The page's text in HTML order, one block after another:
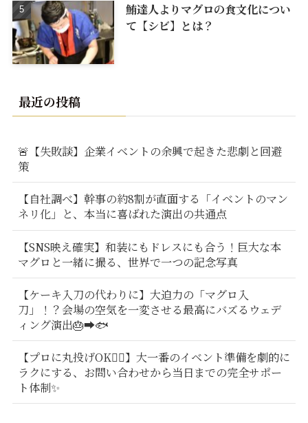
鮪達人よりマグロの食文化につい
て【シビ】とは？
最近の投稿
🚨【失敗談】企業イベントの余興で起きた悲劇と回避
策
【自社調べ】幹事の約8割が直面する「イベントのマン
ネリ化」と、本当に喜ばれた演出の共通点
【SNS映え確実】和装にもドレスにも合う！巨大な本
マグロと一緒に撮る、世界で一つの記念写真
【ケーキ入刀の代わりに】大迫力の「マグロ入
刀」！？会場の空気を一変させる最高にバズるウェデ
ィング演出🎂➡️🐟
【プロに丸投げOK🙆‍♂️】大一番のイベント準備を劇的に
ラクにする、お問い合わせから当日までの完全サポー
ト体制✨